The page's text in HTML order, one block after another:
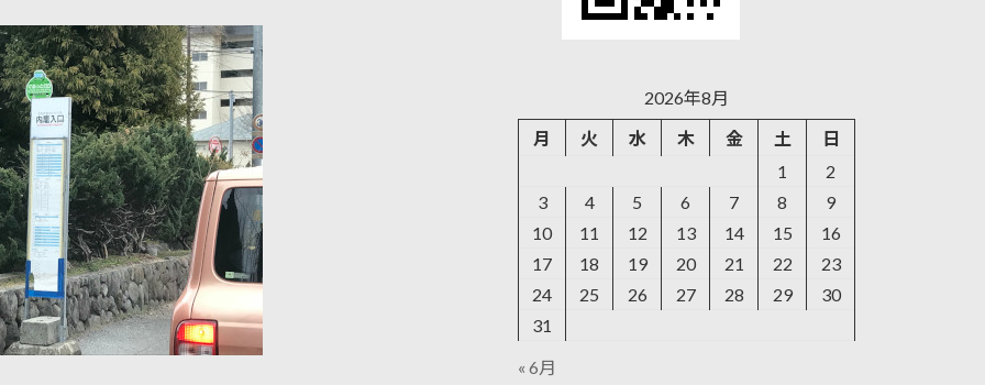
2026年8月
月
火 水 木 金 土
日
1
2
3
4 5 6 7 8
9
10
11 12 13 14 15
16
17
18 19 20 21 22
23
24
25 26 27 28 29
30
31
« 6月